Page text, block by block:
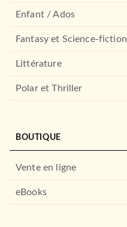
Enfant / Ados
Fantasy et Science-fiction
Littérature
Polar et Thriller
BOUTIQUE
Vente en ligne
eBooks